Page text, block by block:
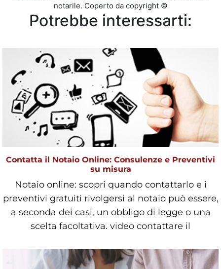
notarile. Coperto da copyright ©
Potrebbe interessarti:
Contatta il Notaio Online: Consulenze e Preventivi
su misura
Notaio online: scopri quando contattarlo e i
preventivi gratuiti rivolgersi al notaio può essere,
a seconda dei casi, un obbligo di legge o una
scelta facoltativa. video contattare il